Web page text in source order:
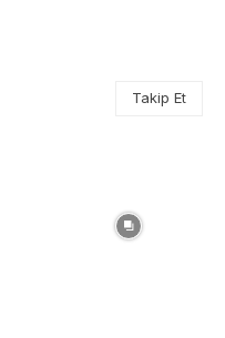
Takip Et